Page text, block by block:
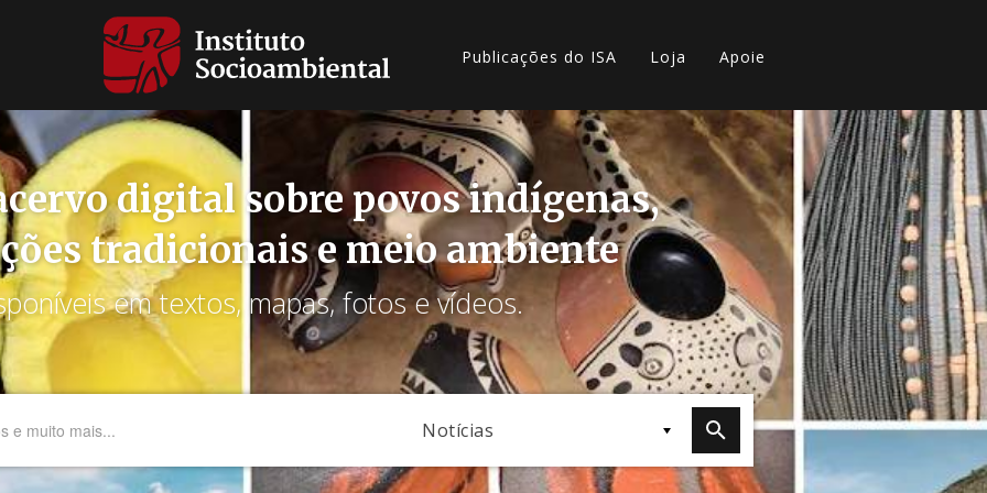
Publicações do ISA Loja Apoie
digital sobre povos indígenas,
tradicionais e meio ambiente
em textos, mapas, fotos e vídeos.
Notícias